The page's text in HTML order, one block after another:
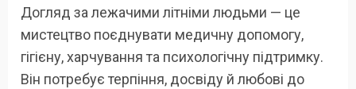
Догляд за лежачими літніми людьми — це
мистецтво поєднувати медичну допомогу,
гігієну, харчування та психологічну підтримку.
Він потребує терпіння, досвіду й любові до